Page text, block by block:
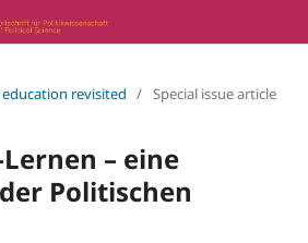
education revisited / Special issue article
– eine
Politischen